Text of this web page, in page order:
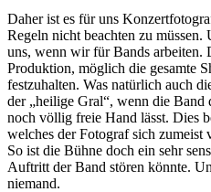
Daher ist es für uns
Regeln nicht beachten zu müssen.
uns, wenn wir für Bands arbeiten.
Produktion, möglich die gesamte
festzuhalten. Was natürlich auch
der „heilige Gral“, wenn die Band
noch völlig freie Hand lässt. Dies
welches der Fotograf sich zumeist
So ist die Bühne doch ein sehr
Auftritt der Band stören könnte.
niemand.